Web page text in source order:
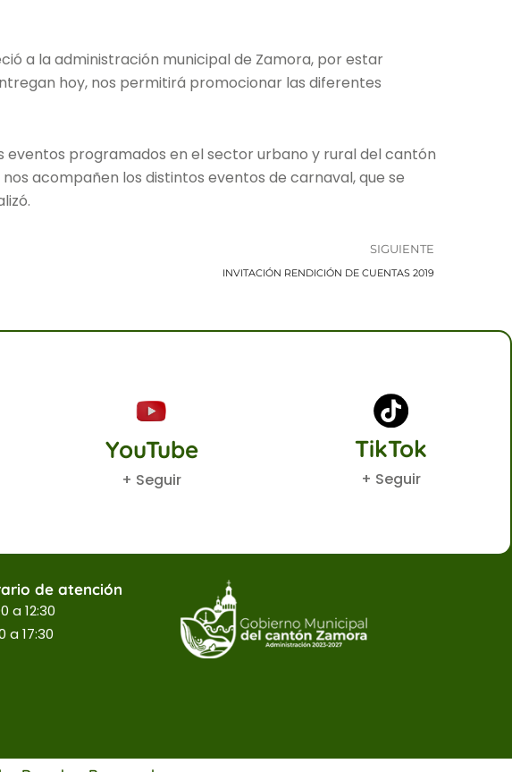
a la administración municipal de Zamora, por estar
hoy, nos permitirá promocionar las diferentes
programados en el sector urbano y rural del cantón
acompañen los distintos eventos de carnaval, que se
SIGUIENTE
INVITACIÓN RENDICIÓN DE CUENTAS 2019
YouTube
+ Seguir
TikTok
+ Seguir
de atención
a 12:30
a 17:30